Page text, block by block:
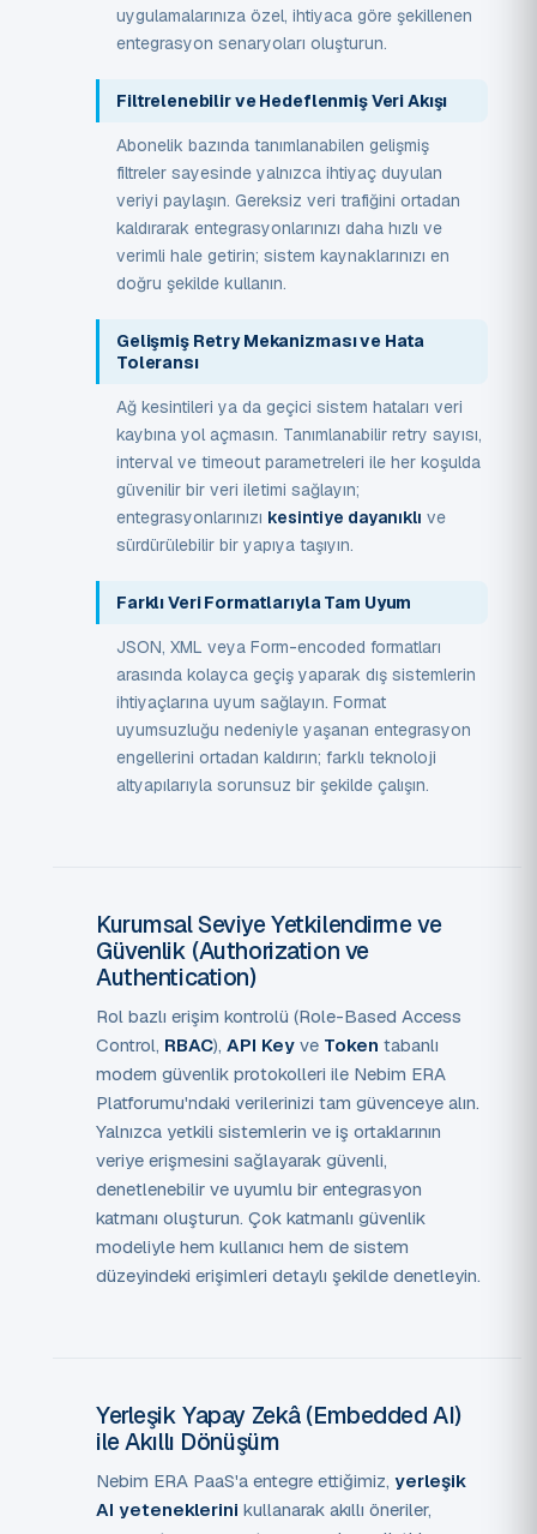
uygulamalarınıza özel, ihtiyaca göre şekillenen
entegrasyon senaryoları oluşturun.
Filtrelenebilir ve Hedeflenmiş Veri Akışı
Abonelik bazında tanımlanabilen gelişmiş
filtreler sayesinde yalnızca ihtiyaç duyulan
veriyi paylaşın. Gereksiz veri trafiğini ortadan
kaldırarak entegrasyonlarınızı daha hızlı ve
verimli hale getirin; sistem kaynaklarınızı en
doğru şekilde kullanın.
Gelişmiş Retry Mekanizması ve Hata
Toleransı
Ağ kesintileri ya da geçici sistem hataları veri
kaybına yol açmasın. Tanımlanabilir retry sayısı,
interval ve timeout parametreleri ile her koşulda
güvenilir bir veri iletimi sağlayın;
entegrasyonlarınızı kesintiye dayanıklı ve
sürdürülebilir bir yapıya taşıyın.
Farklı Veri Formatlarıyla Tam Uyum
JSON, XML veya Form-encoded formatları
arasında kolayca geçiş yaparak dış sistemlerin
ihtiyaçlarına uyum sağlayın. Format
uyumsuzluğu nedeniyle yaşanan entegrasyon
engellerini ortadan kaldırın; farklı teknoloji
altyapılarıyla sorunsuz bir şekilde çalışın.
Kurumsal Seviye Yetkilendirme ve
Güvenlik (Authorization ve
Authentication)
Rol bazlı erişim kontrolü (Role-Based Access
Control, RBAC), API Key ve Token tabanlı
modern güvenlik protokolleri ile Nebim ERA
Platforumu'ndaki verilerinizi tam güvenceye alın.
Yalnızca yetkili sistemlerin ve iş ortaklarının
veriye erişmesini sağlayarak güvenli,
denetlenebilir ve uyumlu bir entegrasyon
katmanı oluşturun. Çok katmanlı güvenlik
modeliyle hem kullanıcı hem de sistem
düzeyindeki erişimleri detaylı şekilde denetleyin.
Yerleşik Yapay Zekâ (Embedded AI)
ile Akıllı Dönüşüm
Nebim ERA PaaS'a entegre ettiğimiz, yerleşik
AI yeteneklerini kullanarak akıllı öneriler,